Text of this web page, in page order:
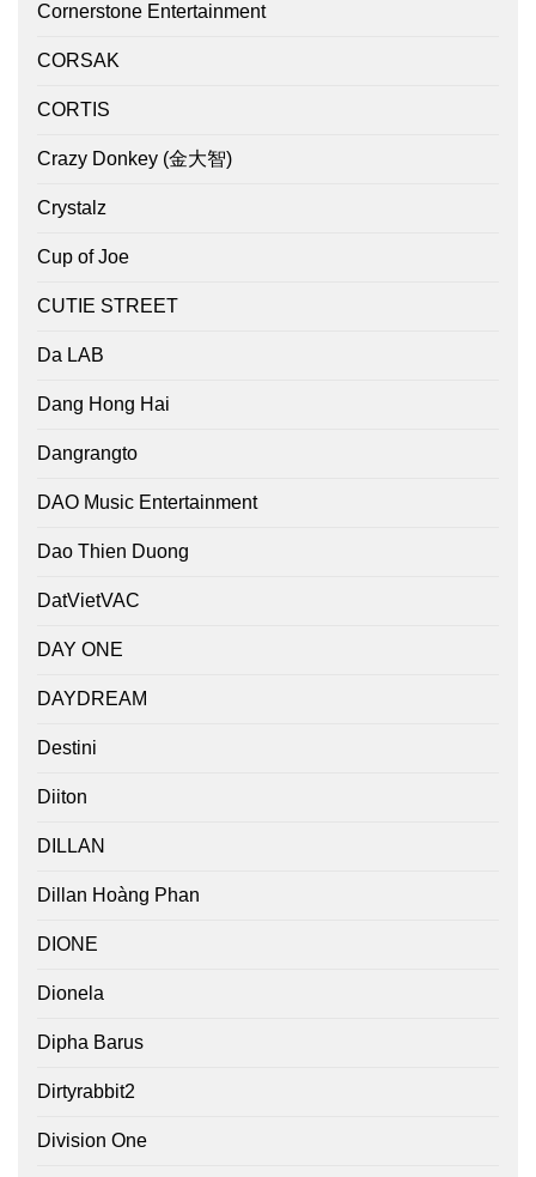
Cornerstone Entertainment
CORSAK
CORTIS
Crazy Donkey (金大智)
Crystalz
Cup of Joe
CUTIE STREET
Da LAB
Dang Hong Hai
Dangrangto
DAO Music Entertainment
Dao Thien Duong
DatVietVAC
DAY ONE
DAYDREAM
Destini
Diiton
DILLAN
Dillan Hoàng Phan
DIONE
Dionela
Dipha Barus
Dirtyrabbit2
Division One